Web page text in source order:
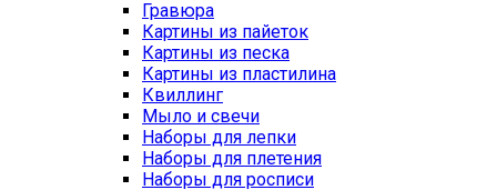
Гравюра
Картины из пайеток
Картины из песка
Картины из пластилина
Квиллинг
Мыло и свечи
Наборы для лепки
Наборы для плетения
Наборы для росписи